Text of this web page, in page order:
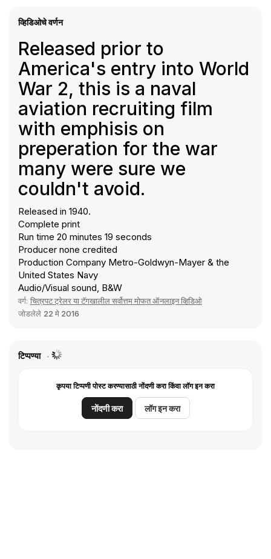
व्हिडिओचे वर्णन
Released prior to
America's entry into World
War 2, this is a naval
aviation recruiting film
with emphisis on
preperation for the war
many were sure we
couldn't avoid.
Released in 1940.
Complete print
Run time 20 minutes 19 seconds
Producer none credited
Production Company Metro-Goldwyn-Mayer & the
United States Navy
Audio/Visual sound, B&W
वर्ग: चित्रपट ट्रेलर या टॅगखालील सर्वोत्तम मोफत ऑनलाइन व्हिडिओ
जोडलेले 22 मे 2016
टिप्पण्या
कृपया टिप्पणी पोस्ट करण्यासाठी नोंदणी करा किंवा लॉग इन करा
नोंदणी करा लॉग इन करा